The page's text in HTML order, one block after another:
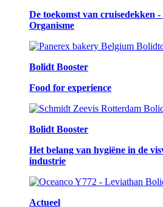
De toekomst van cruisedekken
Organisme
Bolidt Booster
Food for experience
Bolidt Booster
Het belang van hygiëne in de
industrie
Actueel